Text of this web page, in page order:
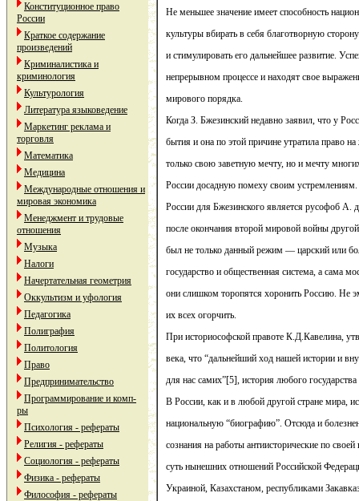
Конституционное право
России
Краткое содержание
произведений
Криминалистика и
криминология
Культурология
Литература языковедение
Маркетинг реклама и
торговля
Математика
Медицина
Международные отношения и
мировая экономика
Менеджмент и трудовые
отношения
Музыка
Налоги
Начертательная геометрия
Оккультизм и уфология
Педагогика
Полиграфия
Политология
Право
Предпринимательство
Программирование и комп-
ры
Психология - рефераты
Религия - рефераты
Социология - рефераты
Физика - рефераты
Философия - рефераты
Не меньшее значение имеет способность
культуры вбирать в себя благотворную
и стимулировать его дальнейшее развитие.
непрерывном процессе и находят свое
мирового порядка.
Когда З. Бжезинский недавно заявил, что у
бытия и она по этой причине утратила право
только свою заветную мечту, но и мечту
России досадную помеху своим
России для Бжезинского является русофоб А.
после окончания второй мировой войны
был не только данный режим — царский или
государство и общественная система, а сама
они слишком торопятся хоронить Россию. Не
их всех огорчить.
При историософской правоте К.Д.Кавелина,
века, что “дальнейший ход нашей истории и
для нас самих”[5], история любого
В России, как и в любой другой стране мира,
национальную “биографию”. Отсюда и
сознания на работы антиисторические по
суть нынешних отношений Российской
Украиной, Казахстаном, республиками